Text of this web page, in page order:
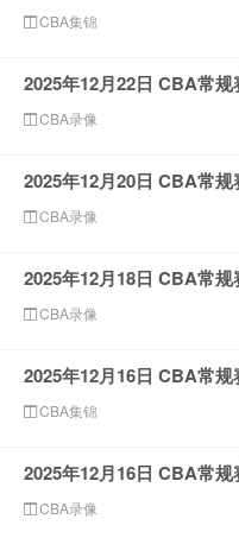
CBA集锦
2025年12月22日 CBA常
CBA录像
2025年12月20日 CBA常
CBA录像
2025年12月18日 CBA常
CBA录像
2025年12月16日 CBA常
CBA集锦
2025年12月16日 CBA常
CBA录像